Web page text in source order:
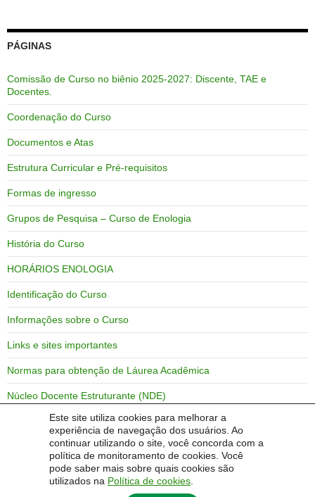
Este site utiliza cookies para melhorar a
experiência de navegação dos usuários. Ao
continuar utilizando o site, você concorda com a
política de monitoramento de cookies. Você
pode saber mais sobre quais cookies são
utilizados na Política de cookies
PÁGINAS
Comissão de Curso no biênio 2025-2027: Discente, TAE e
Docentes.
Coordenação do Curso
Documentos e Atas
Estrutura Curricular e Pré-requisitos
Formas de ingresso
Grupos de Pesquisa – Curso de Enologia
História do Curso
HORÁRIOS ENOLOGIA
Identificação do Curso
Informações sobre o Curso
Links e sites importantes
Normas para obtenção de Láurea Acadêmica
Núcleo Docente Estruturante (NDE)
Objetivos do Curso
Perfil do Egresso